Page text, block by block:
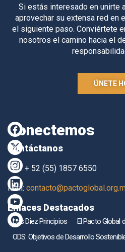
Si estás interesado en unirte
aprovechar su extensa red en
el siguiente paso. Conviértete
nosotros el camino hacia el
ÚNETE
Conectemos
Contáctanos
TEL. + 52 (55) 1857 6550
Mail:
Enlaces Destacados
Los Diez Principios
El Pacto Global
ODS: Objetivos de Desarrollo